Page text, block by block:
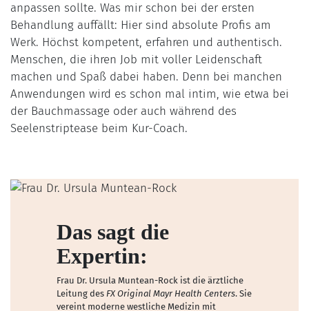
anpassen sollte. Was mir schon bei der ersten
Behandlung auffällt: Hier sind absolute Profis am
Werk. Höchst kompetent, erfahren und authentisch.
Menschen, die ihren Job mit voller Leidenschaft
machen und Spaß dabei haben. Denn bei manchen
Anwendungen wird es schon mal intim, wie etwa bei
der Bauchmassage oder auch während des
Seelenstriptease beim Kur-Coach.
Das sagt die
Expertin:
Frau Dr. Ursula Muntean-Rock ist die ärztliche
Leitung desFX Original Mayr Health Centers. Sie
vereint moderne westliche Medizin mit